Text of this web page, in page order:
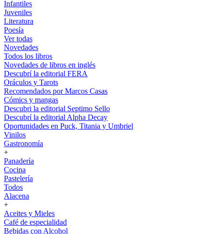
Infantiles
Juveniles
Literatura
Poesía
Ver todas
Novedades
Todos los libros
Novedades de libros en inglés
Descubrí la editorial FERA
Oráculos y Tarots
Recomendados por Marcos Casas
Cómics y mangas
Descubri la editorial Septimo Sello
Descubrí la editorial Alpha Decay
Oportunidades en Puck, Titania y Umbriel
Vinilos
Gastronomía
+
Panadería
Cocina
Pastelería
Todos
Alacena
+
Aceites y Mieles
Café de especialidad
Bebidas con Alcohol